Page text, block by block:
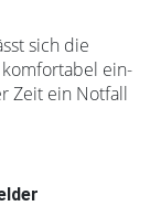
sich die
ein-
Zeit ein Notfall